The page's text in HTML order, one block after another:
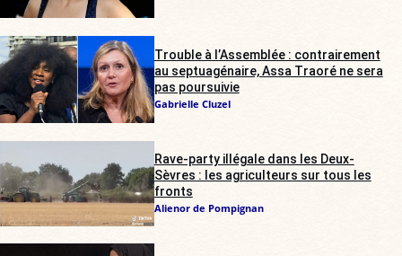
Trouble à l’Assemblée : contrairement
au septuagénaire, Assa Traoré ne sera
pas poursuivie
Gabrielle Cluzel
Rave-party illégale dans les Deux-
Sèvres : les agriculteurs sur tous les
fronts
Alienor de Pompignan